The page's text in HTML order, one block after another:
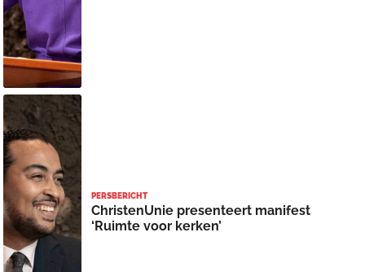
PERSBERICHT
ChristenUnie presenteert manifest
‘Ruimte voor kerken’